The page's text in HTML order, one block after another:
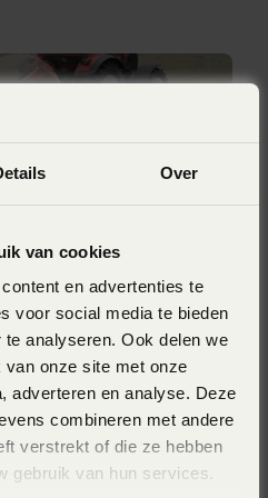
Over
van cookies
en advertenties te
voor social media te bieden
analyseren. Ook delen we
onze site met onze
adverteren en analyse. Deze
combineren met andere
verstrekt of die ze hebben
gebruik van hun services.
tussen het passeren van de
neemt de levensduur toe
aan geen enkele druk
grote vrije hoogte
is het product geneigd om
tanden zodat deze allemaal